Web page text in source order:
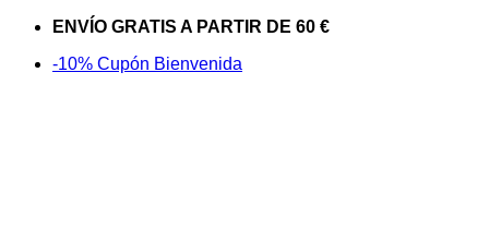
Saltar
contenido
ENVÍO GRATIS A PARTIR DE 60 €
-10% Cupón Bienvenida